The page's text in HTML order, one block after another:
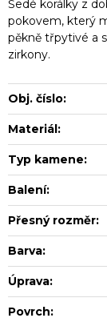
Šedé korálky z
pokovem, který
pěkně třpytivé a
zirkony.
Obj. číslo:
Materiál:
Typ kamene:
Balení:
Přesný rozměr:
Barva:
Úprava:
Povrch: